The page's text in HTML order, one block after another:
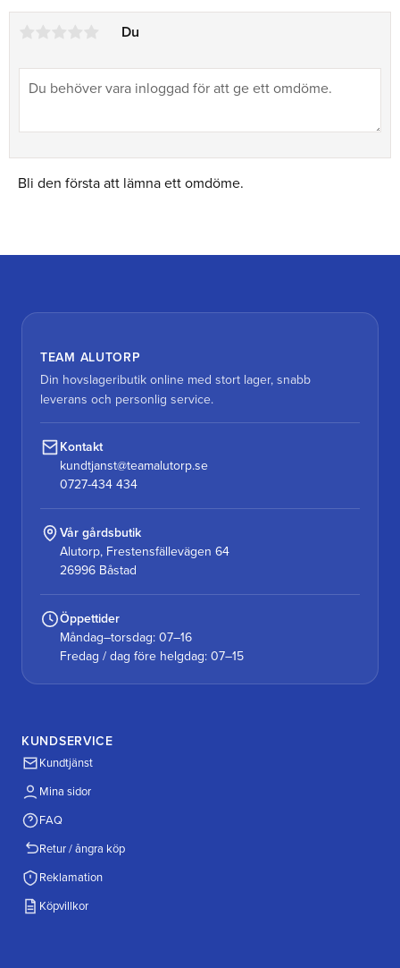
Du
Bli den första att lämna ett omdöme.
TEAM ALUTORP
Din hovslageributik online med stort lager, snabb
leverans och personlig service.
Kontakt
kundtjanst@teamalutorp.se
0727-434 434
Vår gårdsbutik
Alutorp, Frestensfällevägen 64
26996 Båstad
Öppettider
Måndag–torsdag: 07–16
Fredag / dag före helgdag: 07–15
KUNDSERVICE
Kundtjänst
Mina sidor
FAQ
Retur / ångra köp
Reklamation
Köpvillkor